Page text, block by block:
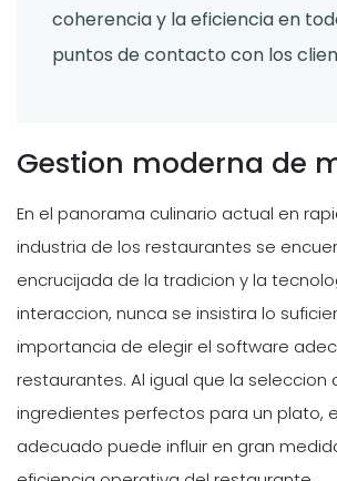
coherencia y la eficiencia en
puntos de contacto con los
Gestion moderna de
En el panorama culinario actual en
industria de los restaurantes se
encrucijada de la tradicion y la
interaccion, nunca se insistira lo
importancia de elegir el software
restaurantes. Al igual que la seleccion
ingredientes perfectos para un plato,
adecuado puede influir en gran